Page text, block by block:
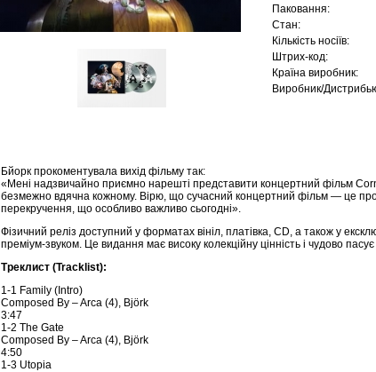
Паковання:
Стан:
Кількість носіїв:
Штрих-код:
Країна виробник:
Виробник/
Бйорк прокоментувала вихід фільму так:
«Мені надзвичайно приємно нарешті представити концертний фільм
безмежно вдячна кожному. Вірю, що сучасний концертний фільм — це
перекручення, що особливо важливо сьогодні».
Фізичний реліз доступний у форматах вініл, платівка, CD, а також у
преміум-звуком. Це видання має високу колекційну цінність і чудово пасує
Треклист (Tracklist):
1-1 Family (Intro)
Composed By – Arca (4), Björk
3:47
1-2 The Gate
Composed By – Arca (4), Björk
4:50
1-3 Utopia